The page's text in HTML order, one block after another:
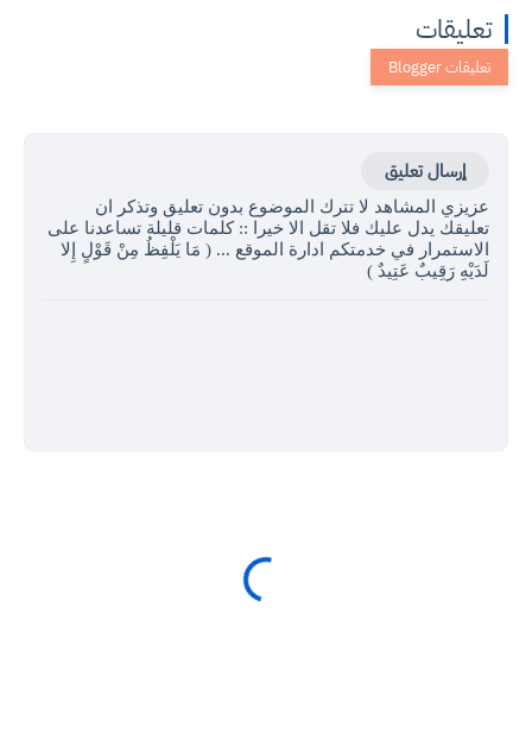
تعليقات
إرسال تعليق
عزيزي المشاهد لا تترك الموضوع بدون تعليق وتذكر ان
تعليقك يدل عليك فلا تقل الا خيرا :: كلمات قليلة تساعدنا على
الاستمرار في خدمتكم ادارة الموقع ... ( مَا يَلْفِظُ مِنْ قَوْلٍ إِلا
لَدَيْهِ رَقِيبٌ عَتِيدٌ )